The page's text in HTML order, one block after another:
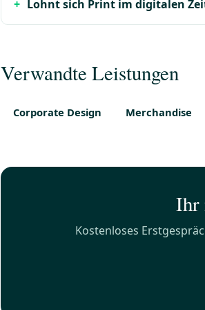
Lohnt sich Print im digitalen
Verwandte Leistungen
Corporate Design Merchandise
Ihr
Kostenloses